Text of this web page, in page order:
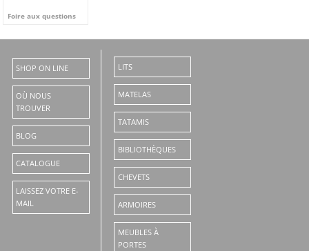
Foire aux questions
SHOP ON LINE
OÙ NOUS
TROUVER
BLOG
CATALOGUE
LAISSEZ VOTRE E-
MAIL
LITS
MATELAS
TATAMIS
BIBLIOTHÈQUES
CHEVETS
ARMOIRES
MEUBLES À
PORTES